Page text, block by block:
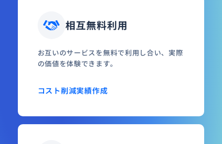
相互無料利用
お互いのサービスを無料で利用し合い、実際
の価値を体験できます。
コスト削減実績作成